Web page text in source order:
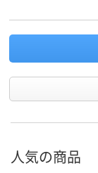
人気の商品